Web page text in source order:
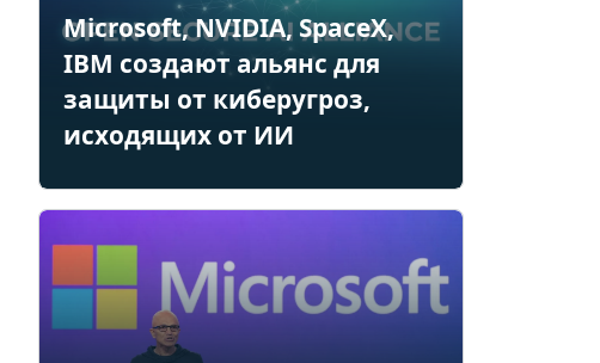
Microsoft, NVIDIA, SpaceX,
IBM создают альянс для
защиты от киберугроз,
исходящих от ИИ